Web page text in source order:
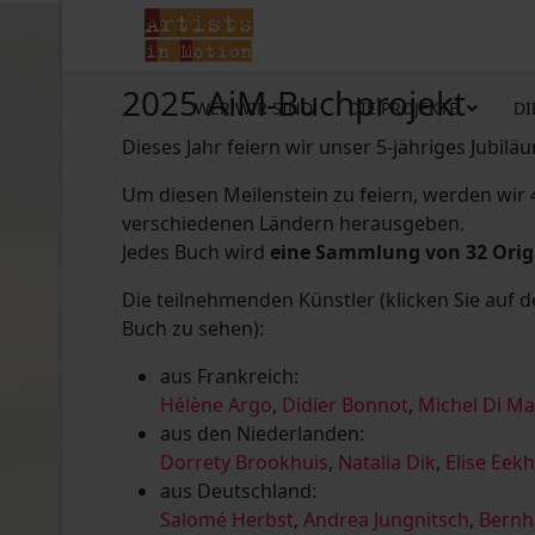
WER WIR SIND DIE PROJEKTE
2025 AiM-Buchprojekt
Dieses Jahr feiern wir unser 5-jähriges
Um diesen Meilenstein zu feiern, werden
verschiedenen Ländern herausgeben.
Jedes Buch wird eine Sammlung von 32
Die teilnehmenden Künstler (klicken Sie auf
Buch zu sehen):
aus Frankreich:
Hélène Argo, Didier Bonnot, Michel Di
aus den Niederlanden:
Dorrety Brookhuis, Natalia Dik, Elise
aus Deutschland:
Salomé Herbst, Andrea Jungnitsch,